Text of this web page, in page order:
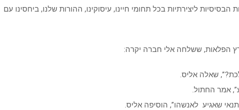
ליצירתיות בכל תחומי חיינו, עיסוקינו, ההורות שלנו, ביחסינו עם
הפלאות, ששלחה אלי חברה יקרה:
שאלה אליס.
אמר החתול.
שאגיע לאנשהו”, הוסיפה אליס.